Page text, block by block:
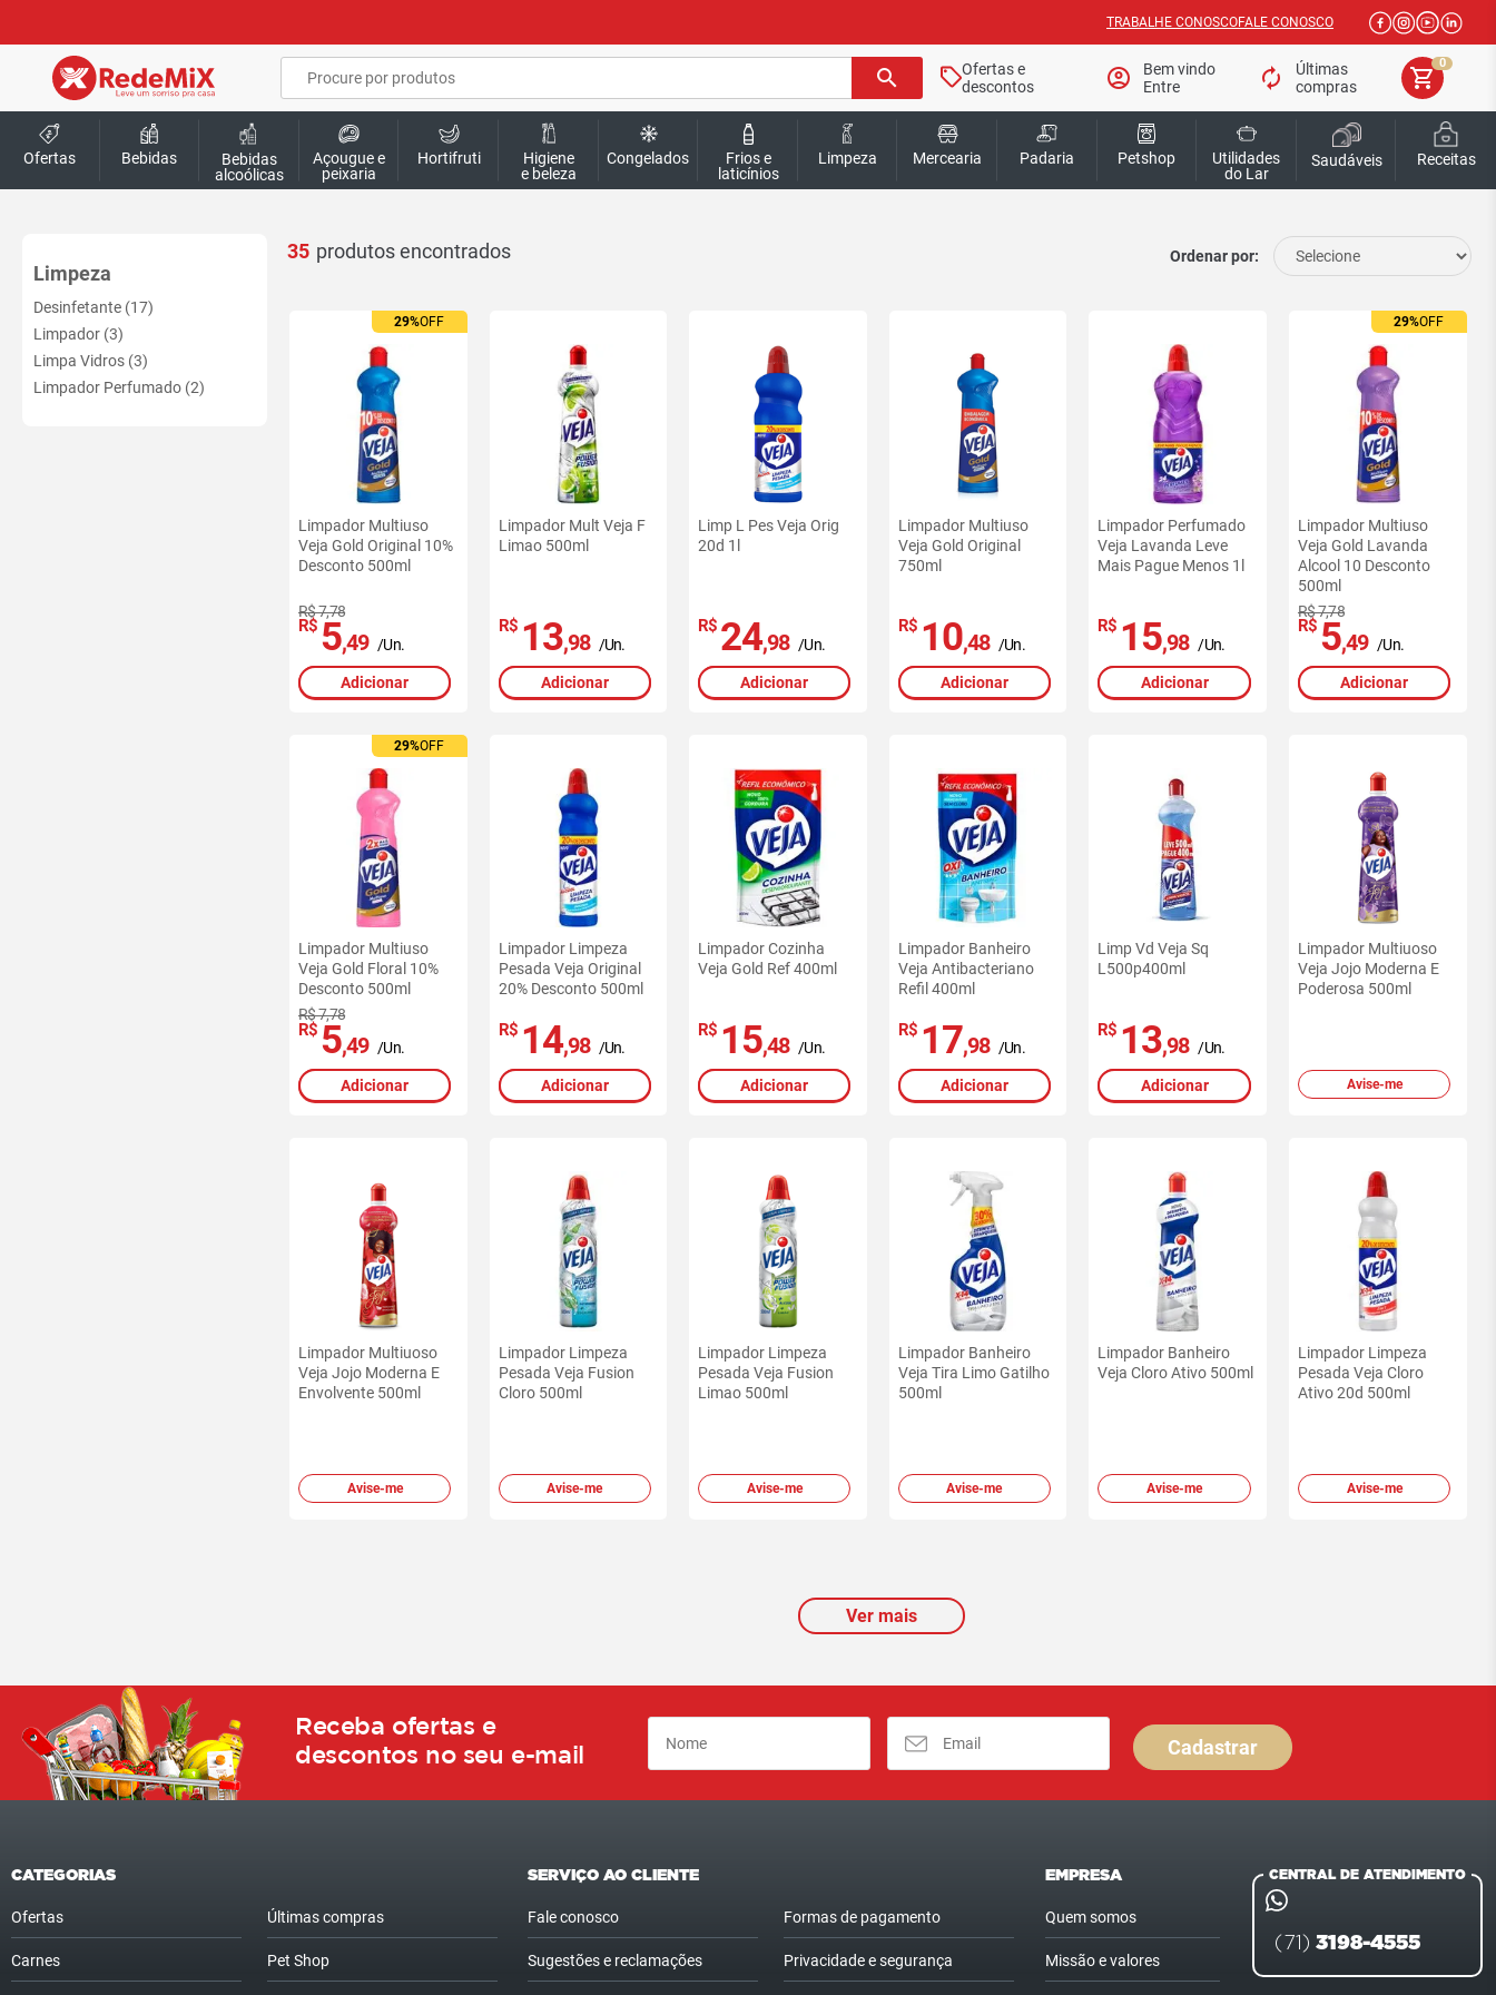
TRABALHE CONOSCOFALE CONOSCO
search
Ofertas e
descontos
account_circle
Bem vindo
Entre
autorenew
Últimas
compras
shopping_cart
0
Ofertas Bebidas
Bebidas
alcoólicas
Açougue e
peixaria
Hortifruti
Higiene
e beleza
Congelados
Frios e
laticínios
Limpeza Mercearia Padaria Petshop
Utilidades
do Lar
Saudáveis Receitas
Limpeza
Desinfetante (17)
Limpador (3)
Limpa Vidros (3)
Limpador Perfumado (2)
35 Ordenar por:
29%OFF
Limpador Multiuso
Veja Gold Original 10%
Desconto 500ml
R$ 7,78
R$ 5,49 /Un.
Adicionar
Limpador Mult Veja F
Limao 500ml
R$ 13,98 /Un.
Adicionar
Limp L Pes Veja Orig
20d 1l
R$ 24,98 /Un.
Adicionar
Limpador Multiuso
Veja Gold Original
750ml
R$ 10,48 /Un.
Adicionar
Limpador Perfumado
Veja Lavanda Leve
Mais Pague Menos 1l
R$ 15,98 /Un.
Adicionar
29%OFF
Limpador Multiuso
Veja Gold Lavanda
Alcool 10 Desconto
500ml
R$ 7,78
R$ 5,49 /Un.
Adicionar
29%OFF
Limpador Multiuso
Veja Gold Floral 10%
Desconto 500ml
R$ 7,78
R$ 5,49 /Un.
Adicionar
Limpador Limpeza
Pesada Veja Original
20% Desconto 500ml
R$ 14,98 /Un.
Adicionar
Limpador Cozinha
Veja Gold Ref 400ml
R$ 15,48 /Un.
Adicionar
Limpador Banheiro
Veja Antibacteriano
Refil 400ml
R$ 17,98 /Un.
Adicionar
Limp Vd Veja Sq
L500p400ml
R$ 13,98 /Un.
Adicionar
Limpador Multiuoso
Veja Jojo Moderna E
Poderosa 500ml
Avise-me
Limpador Multiuoso
Veja Jojo Moderna E
Envolvente 500ml
Avise-me
Limpador Limpeza
Pesada Veja Fusion
Cloro 500ml
Avise-me
Limpador Limpeza
Pesada Veja Fusion
Limao 500ml
Avise-me
Limpador Banheiro
Veja Tira Limo Gatilho
500ml
Avise-me
Limpador Banheiro
Veja Cloro Ativo 500ml
Avise-me
Limpador Limpeza
Pesada Veja Cloro
Ativo 20d 500ml
Avise-me
Ver mais
Receba ofertas e
descontos no seu e-mail
Cadastrar
CATEGORIAS
Ofertas
Carnes
Últimas compras
Pet Shop
SERVIÇO AO CLIENTE
Fale conosco
Sugestões e reclamações
Formas de pagamento
Privacidade e segurança
EMPRESA
Quem somos
Missão e valores
CENTRAL DE ATENDIMENTO
(71) 3198-4555